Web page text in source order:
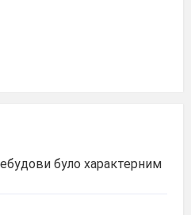
було характерним